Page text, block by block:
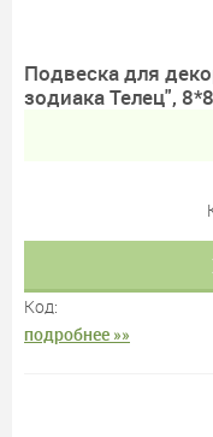
Подвеска для
зодиака Телец",
Код:
подробнее »»